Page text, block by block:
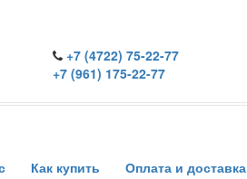
+7 (4722) 75-22-77
+7 (961) 175-22-77
Как купить Оплата и доставка